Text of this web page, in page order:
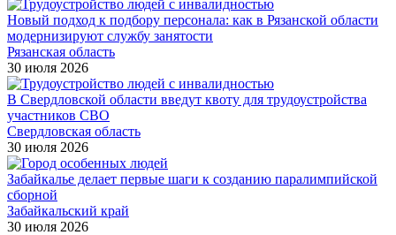
Новый подход к подбору персонала: как в Рязанской области
модернизируют службу занятости
Рязанская область
30 июля 2026
В Свердловской области введут квоту для трудоустройства
участников СВО
Свердловская область
30 июля 2026
Забайкалье делает первые шаги к созданию паралимпийской
сборной
Забайкальский край
30 июля 2026